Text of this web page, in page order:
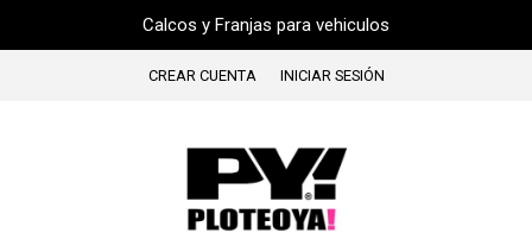
Calcos y Franjas para vehiculos
CREAR CUENTA INICIAR SESIÓN